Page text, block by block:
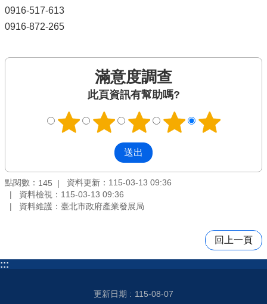
0916-517-613
0916-872-265
滿意度調查
此頁資訊有幫助嗎?
點閱數： 145
資料更新：115-03-13 09:36
資料檢視：115-03-13 09:36
資料維護：臺北市政府產業發展局
回上一頁
:::
更新日期
115-08-07